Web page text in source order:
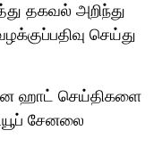
தகவல் அறிந்து
செய்து
ஹாட் செய்திகளை
சேனலை